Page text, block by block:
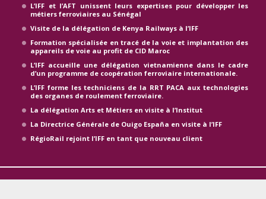
L’IFF et l’AFT unissent leurs expertises pour développer les
métiers ferroviaires au Sénégal
Visite de la délégation de Kenya Railways à l’IFF
Formation spécialisée en tracé de la voie et implantation des
appareils de voie au profit de CID Maroc
L’IFF accueille une délégation vietnamienne dans le cadre
d’un programme de coopération ferroviaire internationale.
L’IFF forme les techniciens de la RRT PACA aux technologies
des organes de roulement ferroviaire.
La délégation Arts et Métiers en visite à l’Institut
La Directrice Générale de Ouigo España en visite à l’IFF
RégioRail rejoint l’IFF en tant que nouveau client